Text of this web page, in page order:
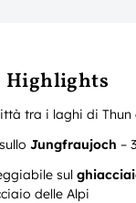
Highlights
tra i laghi di Thun
Jungfraujoch –
sul
delle Alpi